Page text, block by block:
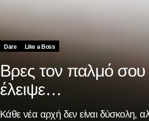
Dare Like a Boss
Βρες τον παλμό
έλειψε…
Κάθε νέα αρχή δεν είναι δύσκολη,